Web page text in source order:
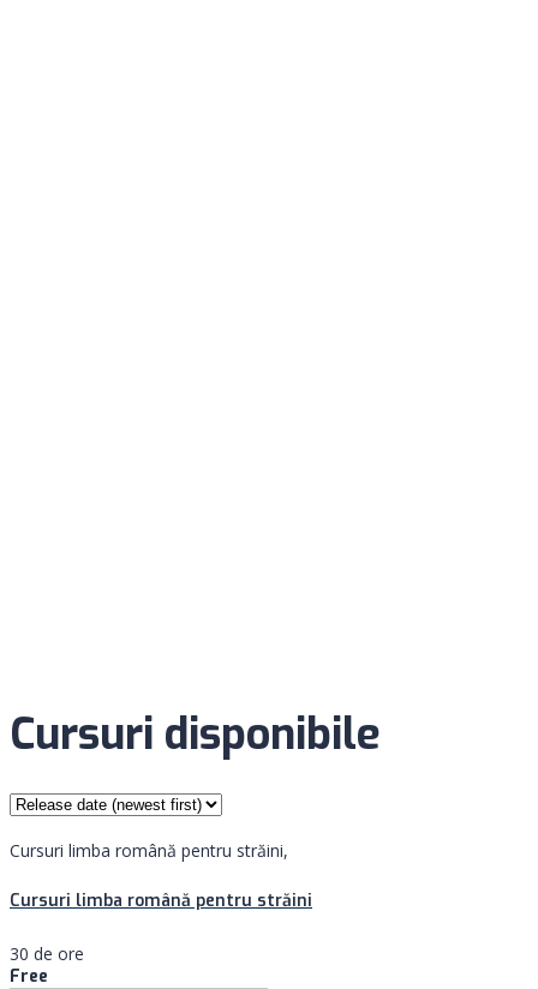
Cursuri disponibile
Cursuri limba română pentru străini,
Cursuri limba română pentru străini
30 de ore
Free